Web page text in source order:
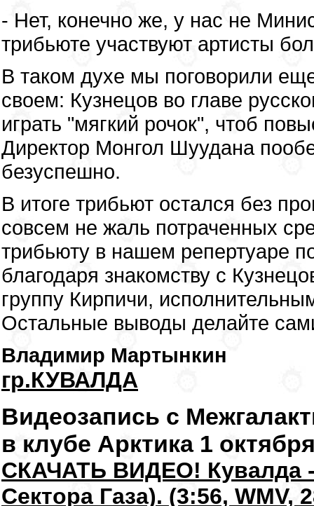
- Нет, конечно же, у нас не
трибьюте участвуют артисты
В таком духе мы поговорили
своем: Кузнецов во главе
играть "мягкий рочок", чтоб
Директор Монгол Шуудана
безуспешно.
В итоге трибьют остался без
совсем не жаль потраченных
трибьюту в нашем репертуаре
благодаря знакомству с
группу Кирпичи,
Остальные выводы делайте
Владимир Мартынкин
гр.КУВАЛДА
Видеозапись с
в клубе Арктика 1
СКАЧАТЬ ВИДЕО! Кувалда
Сектора Газа). (3:56, WMV,